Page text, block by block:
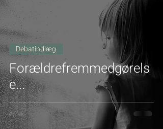
Forældrefremmedgørels
e...
Debatindlæg